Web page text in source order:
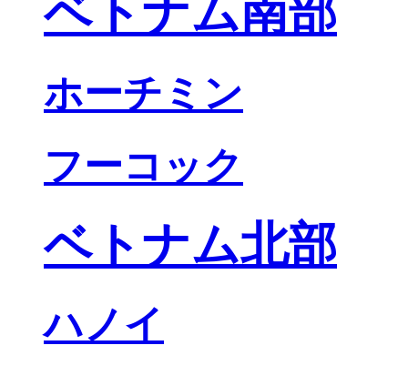
ベトナム南部
ホーチミン
フーコック
ベトナム北部
ハノイ